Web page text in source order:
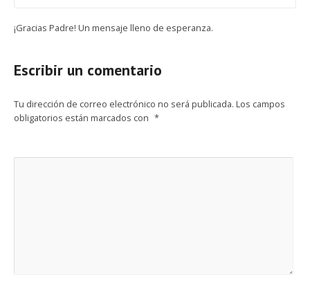
¡Gracias Padre! Un mensaje lleno de esperanza.
Escribir un comentario
Tu dirección de correo electrónico no será publicada. Los campos
obligatorios están marcados con *